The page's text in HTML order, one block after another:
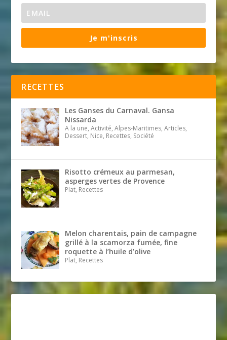
Je m'inscris
RECETTES
Les Ganses du Carnaval. Gansa
Nissarda
A la une, Activité, Alpes-Maritimes, Articles,
Dessert, Nice, Recettes, Société
Risotto crémeux au parmesan,
asperges vertes de Provence
Plat, Recettes
Melon charentais, pain de campagne
grillé à la scamorza fumée, fine
roquette à l’huile d’olive
Plat, Recettes